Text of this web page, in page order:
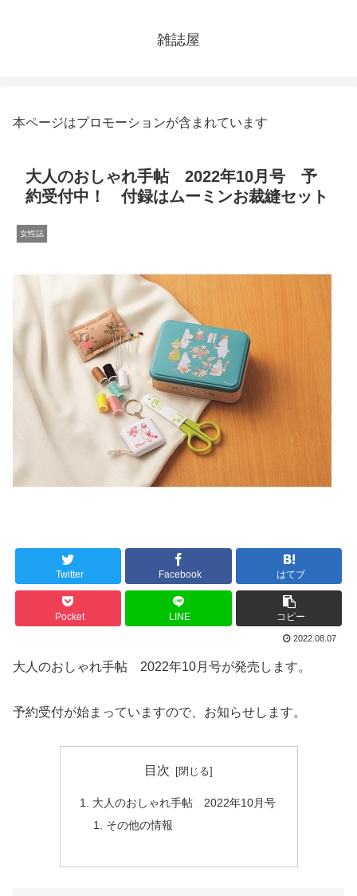
雑誌屋
本ページはプロモーションが含まれています
大人のおしゃれ手帖 2022年10月号 予
約受付中！ 付録はムーミンお裁縫セット
女性誌
Twitter Facebook はてブ
Pocket LINE コピー
2022.08.07
大人のおしゃれ手帖 2022年10月号が発売します。
予約受付が始まっていますので、お知らせします。
目次
大人のおしゃれ手帖 2022年10月号
その他の情報